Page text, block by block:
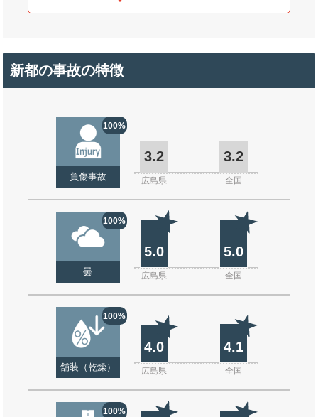
新都の事故の特徴
100%
負傷事故
3.2 3.2
広島県 全国
100%
曇
5.0 5.0
広島県 全国
100%
舗装（乾燥）
4.0 4.1
広島県 全国
100%